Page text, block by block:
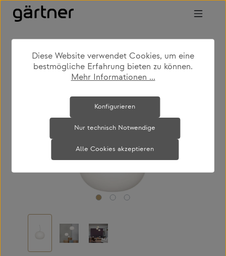
Zum Hauptinhalt springen
shop produkte leuchten hängeleuchten
Bildergalerie überspringen
Diese Website verwendet Cookies, um eine
bestmögliche Erfahrung bieten zu können.
Mehr Informationen ...
Nur technisch Notwendige
Konfigurieren
Alle Cookies akzeptieren